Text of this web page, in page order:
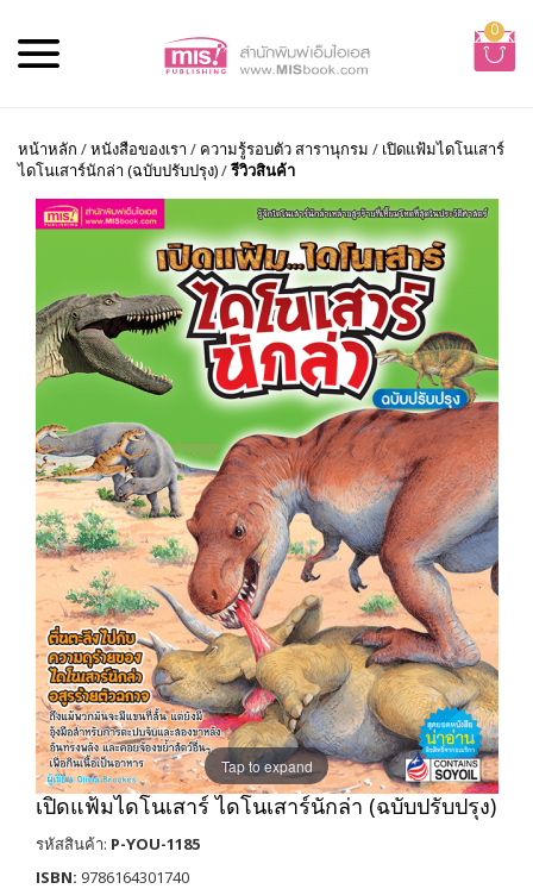
0
หน้าหลัก /หนังสือของเรา / ความรู้รอบตัว สารานุกรม / เปิดแฟ้มไดโนเสาร์
ไดโนเสาร์นักล่า (ฉบับปรับปรุง)/รีวิวสินค้า
Tap to expand
เปิดแฟ้มไดโนเสาร์ ไดโนเสาร์นักล่า (ฉบับปรับปรุง)
รหัสสินค้า: P-YOU-1185
ISBN: 9786164301740